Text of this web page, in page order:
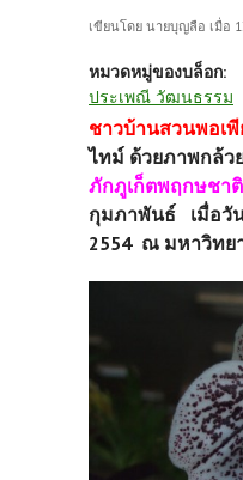
เขียนโดย นายบุญลือ เมื่อ
หมวดหมู่ของบล็อก:
ประเพณี วัฒนธรรม
ชาวบ้านสวนพอเพี
ไทม์ ด้วยภาพกล้ว
ภักภูเก็ตพฤกษชา
กุมภาพันธ์ เมื่อวัน
2554 ณ มหาวิทย